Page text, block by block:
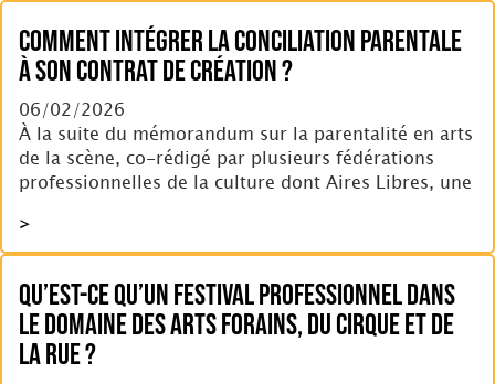
Comment intégrer la conciliation parentale
à son contrat de création ?
06/02/2026
À la suite du mémorandum sur la parentalité en arts
de la scène, co-rédigé par plusieurs fédérations
professionnelles de la culture dont Aires Libres, une
>
Qu’est-ce qu’un Festival Professionnel dans
le domaine des Arts forains, du Cirque et de
la Rue ?